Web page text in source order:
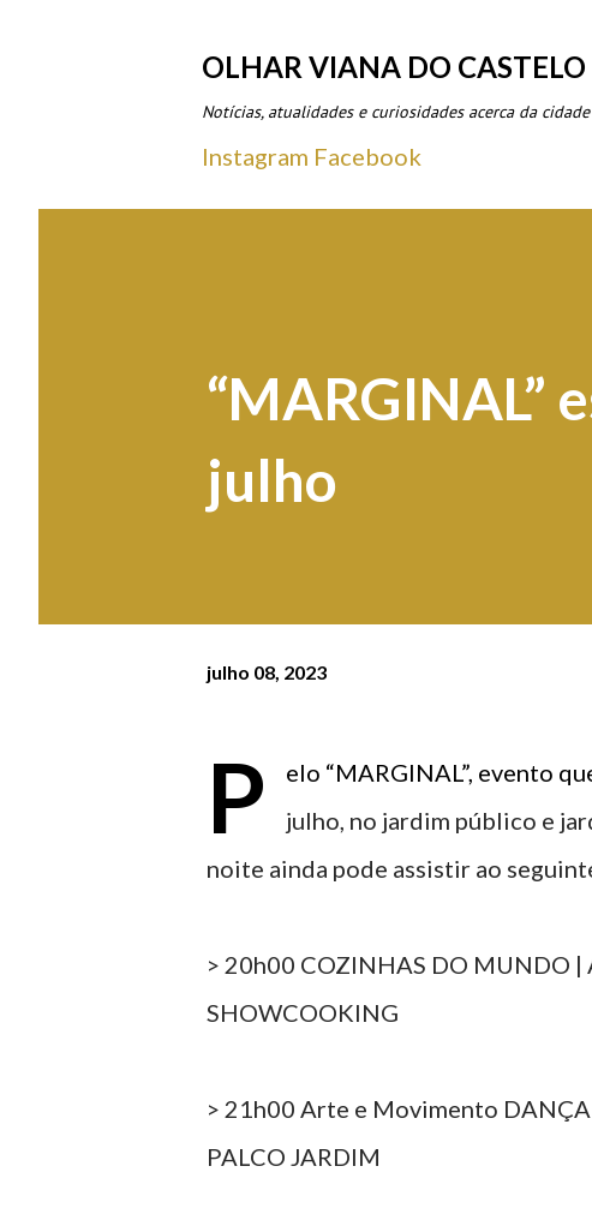
OLHAR VIANA DO CASTELO
Notícias, atualidades e curiosidades acerca da
Instagram Facebook
“MARGINAL”
julho
julho 08, 2023
P
elo “MARGINAL”, evento
julho, no jardim público e
noite ainda pode assistir ao
> 20h00 COZINHAS DO MUNDO |
SHOWCOOKING
> 21h00 Arte e Movimento DANÇA
PALCO JARDIM